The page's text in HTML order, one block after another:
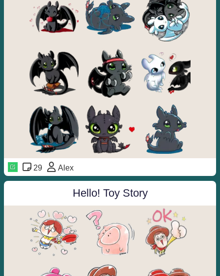
29 Alex
Hello! Toy Story